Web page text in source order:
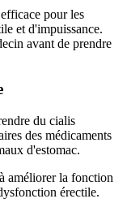
pour les
et d'impuissance.
avant de prendre
du cialis
des médicaments
d'estomac.
améliorer la fonction
érectile.